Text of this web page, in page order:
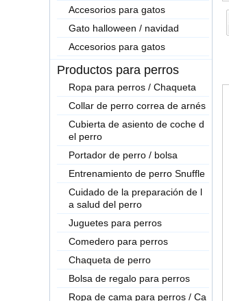
Accesorios para gatos
Gato halloween / navidad
Accesorios para gatos
Productos para perros
Ropa para perros / Chaqueta
Collar de perro correa de arnés
Cubierta de asiento de coche d
el perro
Portador de perro / bolsa
Entrenamiento de perro Snuffle
Cuidado de la preparación de l
a salud del perro
Juguetes para perros
Comedero para perros
Chaqueta de perro
Bolsa de regalo para perros
Ropa de cama para perros / Ca